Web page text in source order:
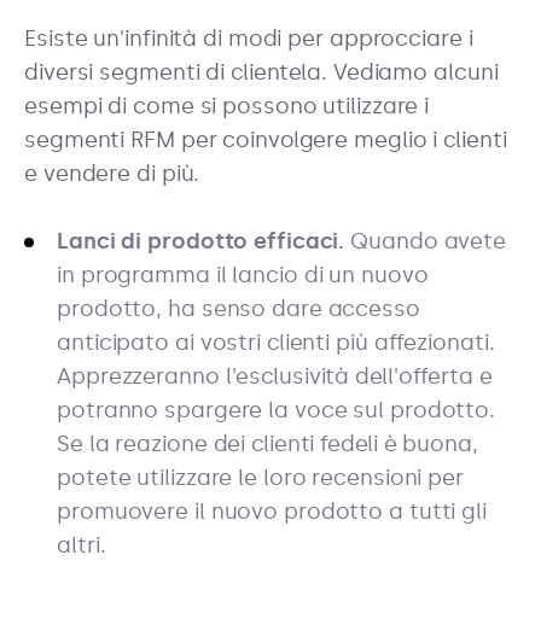
Esiste un'infinità di modi per approcciare i
diversi segmenti di clientela. Vediamo alcuni
esempi di come si possono utilizzare i
segmenti RFM per coinvolgere meglio i clienti
e vendere di più.
Lanci di prodotto efficaci. Quando avete
in programma il lancio di un nuovo
prodotto, ha senso dare accesso
anticipato ai vostri clienti più affezionati.
Apprezzeranno l'esclusività dell'offerta e
potranno spargere la voce sul prodotto.
Se la reazione dei clienti fedeli è buona,
potete utilizzare le loro recensioni per
promuovere il nuovo prodotto a tutti gli
altri.